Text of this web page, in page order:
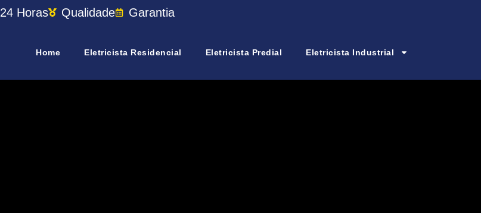
24 Horas Qualidade Garantia
Home Eletricista Residencial Eletricista Predial Eletricista Industrial